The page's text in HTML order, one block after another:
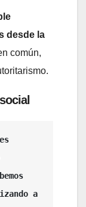
desde la
común,
a